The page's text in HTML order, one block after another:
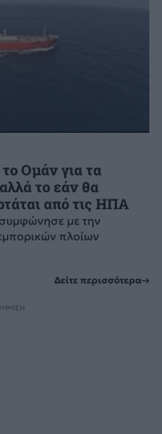
Ομάν για τα
το εάν θα
από τις ΗΠΑ
με την
πλοίων
Δείτε περισσότερα